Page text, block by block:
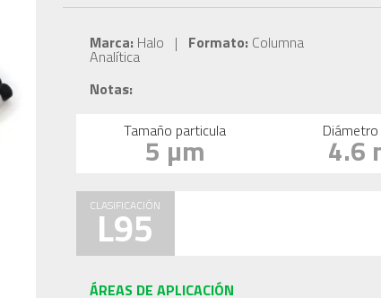
Marca:Halo | Formato:Columna
Analítica
Notas:
Tamaño particula
5 µm 4.6
CLASIFICACIÓN
L95
ÁREAS DE APLICACIÓN